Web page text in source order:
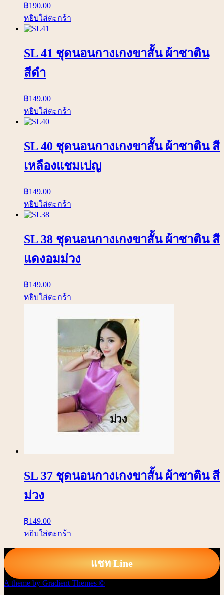
฿190.00
หยิบใส่ตะกร้า
SL 41 ชุดนอนกางเกงขาสั้น ผ้าซาติน
สีดำ
฿149.00
หยิบใส่ตะกร้า
SL 40 ชุดนอนกางเกงขาสั้น ผ้าซาติน สี
เหลืองแชมเปญ
฿149.00
หยิบใส่ตะกร้า
SL 38 ชุดนอนกางเกงขาสั้น ผ้าซาติน สี
แดงอมม่วง
฿149.00
หยิบใส่ตะกร้า
SL 37 ชุดนอนกางเกงขาสั้น ผ้าซาติน สี
ม่วง
฿149.00
หยิบใส่ตะกร้า
แชท Line
A theme by Gradient Themes ©